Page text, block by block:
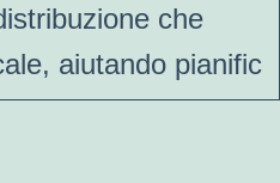
che
aiutando pianific